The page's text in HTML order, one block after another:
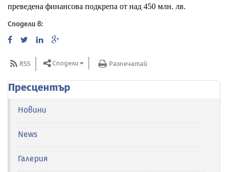
преведена финансова подкрепа от над 450 млн. лв.
Сподели в:
RSS Сподели Разпечатай
Пресцентър
Новини
News
Галерия